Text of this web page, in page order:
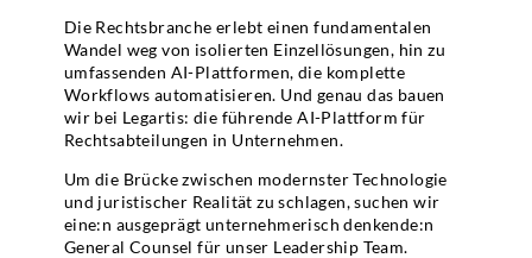
Die Rechtsbranche erlebt einen fundamentalen
Wandel weg von isolierten Einzellösungen, hin zu
umfassenden AI-Plattformen, die komplette
Workflows automatisieren. Und genau das bauen
wir bei Legartis: die führende AI-Plattform für
Rechtsabteilungen in Unternehmen.
Um die Brücke zwischen modernster Technologie
und juristischer Realität zu schlagen, suchen wir
eine:n ausgeprägt unternehmerisch denkende:n
General Counsel für unser Leadership Team.